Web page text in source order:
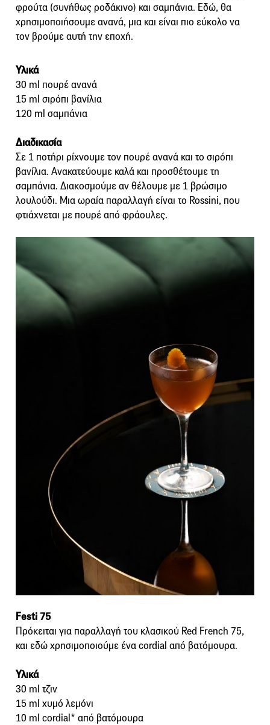
φρούτα (συνήθως ροδάκινο) και σαμπάνια. Εδώ, θα
χρησιμοποιήσουμε ανανά, μια και είναι πιο εύκολο να
τον βρούμε αυτή την εποχή.
Υλικά
30 ml πουρέ ανανά
15 ml σιρόπι βανίλια
120 ml σαμπάνια
Διαδικασία
Σε 1 ποτήρι ρίχνουμε τον πουρέ ανανά και το σιρόπι
βανίλια. Ανακατεύουμε καλά και προσθέτουμε τη
σαμπάνια. Διακοσμούμε αν θέλουμε με 1 βρώσιμο
λουλούδι. Μια ωραία παραλλαγή είναι το Rossini, που
φτιάχνεται με πουρέ από φράουλες.
Festi 75
Πρόκειται για παραλλαγή του κλασικού Red French 75,
και εδώ χρησιμοποιούμε ένα cordial από βατόμουρα.
Υλικά
30 ml τζιν
15 ml χυμό λεμόνι
10 ml cordial* από βατόμουρα